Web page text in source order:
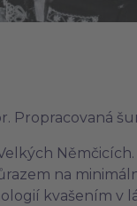
Propracovaná
na
kvašením v